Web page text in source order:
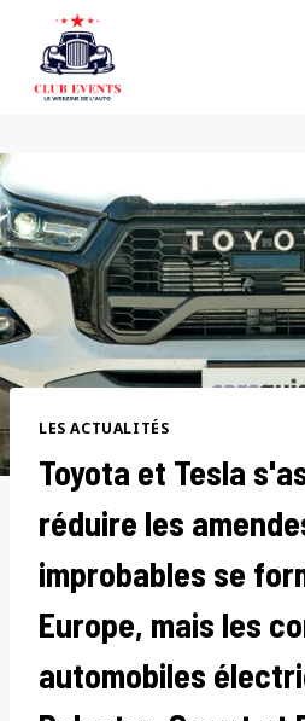
content
LES ACTUALITÉS
Toyota et Tesla
réduire les
improbables se
Europe, mais les
automobiles